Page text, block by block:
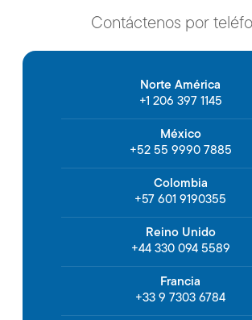
Contáctenos por
Norte América
+1 206 397 1145
México
+52 55 9990 7885
Colombia
+57 601 9190355
Reino Unido
+44 330 094 5589
Francia
+33 9 7303 6784